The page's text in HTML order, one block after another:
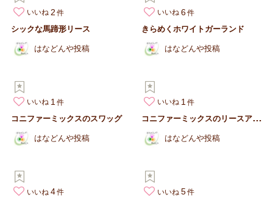
いいね 2
シックな馬蹄形リース
はなどんや投稿
いいね 6
きらめくホワイトガーランド
はなどんや投稿
いいね 1
コニファーミックスのスワッグ
はなどんや投稿
いいね 1
コ
ニファーミックスのリースアレンジ
はなどんや投稿
いいね 4 いいね 5